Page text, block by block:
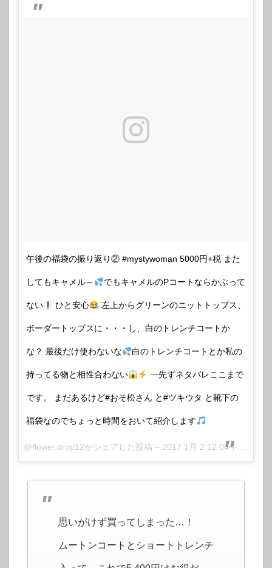
午後の福袋の振り返り② #mystywoman 5000円+税 また
してもキャメル～ でもキャメルのPコートならかぶって
ない ひと安心 左上からグリーンのニットトップス、
ボーダートップスに・・・し、白のトレンチコートか
な？ 最後だけ使わないな 白のトレンチコートとか私の
持ってる物と相性合わない 一先ずネタバレここまで
です。 まだあるけど#おそ松さん と#ツキウタ と靴下の
福袋なのでちょっと時間をおいて紹介します
@flower.drop12がシェアした投稿 – 2017 1月 2 12:04午前 PST
思いがけず買ってしまった…！
ムートンコートとショートトレンチ